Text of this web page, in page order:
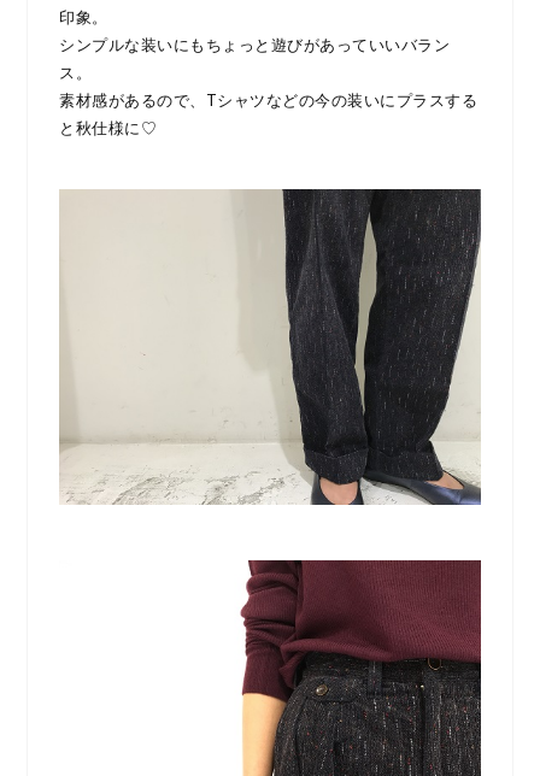
印象。
シンプルな装いにもちょっと遊びがあっていいバラン
ス。
素材感があるので、Tシャツなどの今の装いにプラスする
と秋仕様に♡